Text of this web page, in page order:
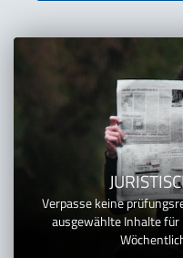
Verpasse keine
ausgewählte Inhalte für